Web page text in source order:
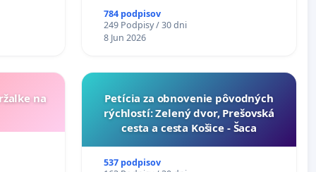
Grob - Čierna Voda
784 podpisov
249 Podpisy / 30 dni
8 Jun 2026
na
​Petícia za obnovenie pôvodných
rýchlostí: Zelený dvor, Prešovská
cesta a cesta Košice - Šaca
537 podpisov